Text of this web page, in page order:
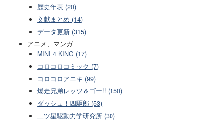
歴史年表 (20)
文献まとめ (14)
データ更新 (315)
アニメ、マンガ
MINI 4 KING (17)
コロコロコミック (7)
コロコロアニキ (99)
爆走兄弟レッツ＆ゴー!! (150)
ダッシュ！四駆郎 (53)
二ツ星駆動力学研究所 (30)